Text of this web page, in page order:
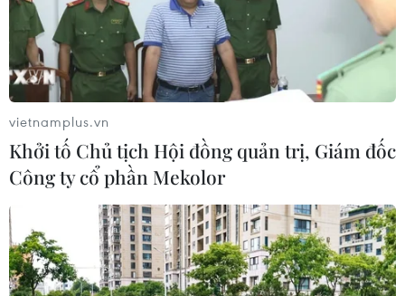
vietnamplus.vn
Khởi tố Chủ tịch Hội đồng quản trị, Giám đốc
Công ty cổ phần Mekolor